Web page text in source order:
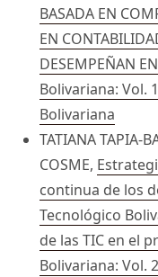
BASADA EN
EN
DESEMPEÑAN
Bolivariana: Vol.
Bolivariana
TATIANA TAPIA-
COSME,
continua de los
Tecnológico
de las TIC en el
Bolivariana: Vol.